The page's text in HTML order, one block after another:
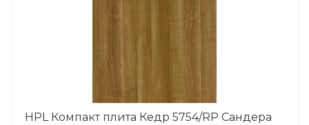
HPL Компакт плита Кедр 5754/RP Сандера